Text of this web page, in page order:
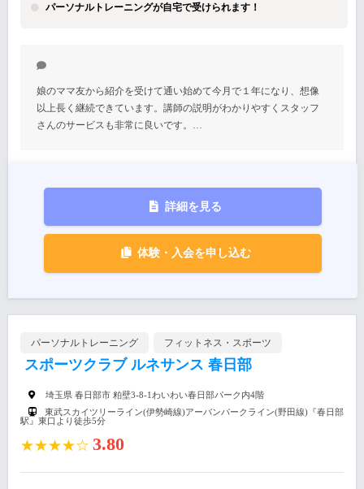
パーソナルトレーニングが自宅で受けられます！
娘のママ友から紹介を受けて通い始めて今月で１年になり、想像
以上長く継続できています。講師の説明がわかりやすくスタッフ
さんのサービスも非常に良いです。…
詳細を見る
体験・入会を申し込む
パーソナルトレーニング フィットネス・スポーツ
スポーツクラブ ルネサンス 春日部
埼玉県 春日部市 粕壁3-8-1わいわい春日部パーク内4階
東武スカイツリーライン(伊勢崎線)アーバンパークライン(野田線)『春日部
駅』東口より徒歩5分
★★★★☆ 3.80